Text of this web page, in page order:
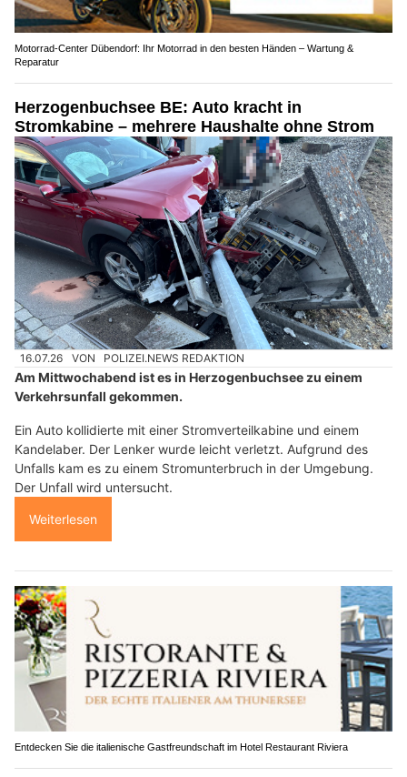
Motorrad-Center Dübendorf: Ihr Motorrad in den besten Händen – Wartung &
Reparatur
Herzogenbuchsee BE: Auto kracht in
Stromkabine – mehrere Haushalte ohne Strom
16.07.26 VON POLIZEI.NEWS REDAKTION
Am Mittwochabend ist es in Herzogenbuchsee zu einem
Verkehrsunfall gekommen.
Ein Auto kollidierte mit einer Stromverteilkabine und einem
Kandelaber. Der Lenker wurde leicht verletzt. Aufgrund des
Unfalls kam es zu einem Stromunterbruch in der Umgebung.
Der Unfall wird untersucht.
Weiterlesen
Entdecken Sie die italienische Gastfreundschaft im Hotel Restaurant Riviera